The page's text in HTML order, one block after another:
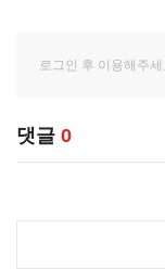
댓글 0